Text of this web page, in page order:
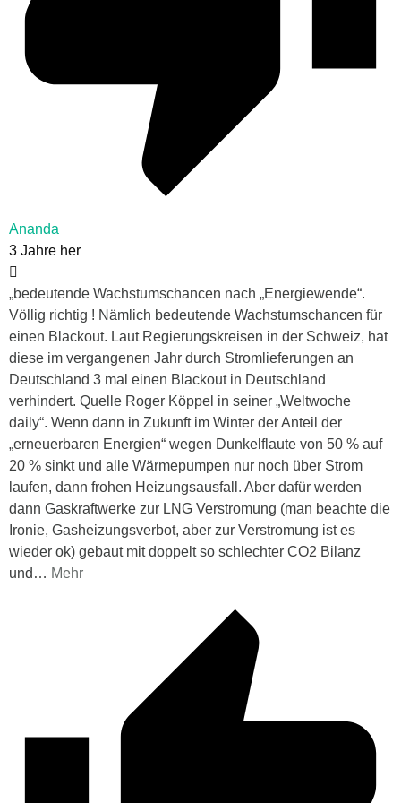
Ananda
3 Jahre her
„bedeutende Wachstumschancen nach „Energiewende“.
Völlig richtig ! Nämlich bedeutende Wachstumschancen für
einen Blackout. Laut Regierungskreisen in der Schweiz, hat
diese im vergangenen Jahr durch Stromlieferungen an
Deutschland 3 mal einen Blackout in Deutschland
verhindert. Quelle Roger Köppel in seiner „Weltwoche
daily“. Wenn dann in Zukunft im Winter der Anteil der
„erneuerbaren Energien“ wegen Dunkelflaute von 50 % auf
20 % sinkt und alle Wärmepumpen nur noch über Strom
laufen, dann frohen Heizungsausfall. Aber dafür werden
dann Gaskraftwerke zur LNG Verstromung (man beachte die
Ironie, Gasheizungsverbot, aber zur Verstromung ist es
wieder ok) gebaut mit doppelt so schlechter CO2 Bilanz
und … Mehr